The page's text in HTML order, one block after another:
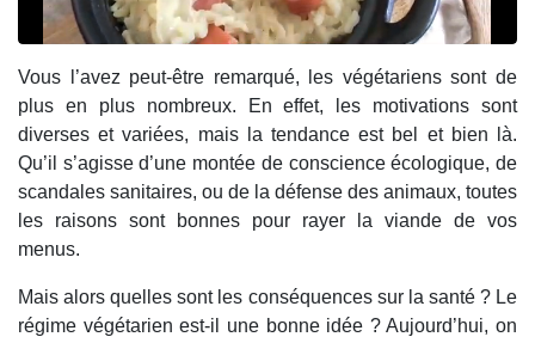
Vous l’avez peut-être remarqué, les végétariens sont de
plus en plus nombreux. En effet, les motivations sont
diverses et variées, mais la tendance est bel et bien là.
Qu’il s’agisse d’une montée de conscience écologique, de
scandales sanitaires, ou de la défense des animaux, toutes
les raisons sont bonnes pour rayer la viande de vos
menus.
Mais alors quelles sont les conséquences sur la santé ? Le
régime végétarien est-il une bonne idée ? Aujourd’hui, on